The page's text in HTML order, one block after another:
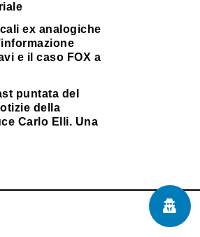
ex analogiche
e il caso FOX a
puntata del
della
Carlo Elli. Una